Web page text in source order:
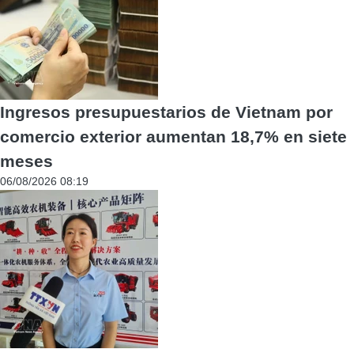
Ingresos presupuestarios de Vietnam por
comercio exterior aumentan 18,7% en siete
meses
06/08/2026 08:19